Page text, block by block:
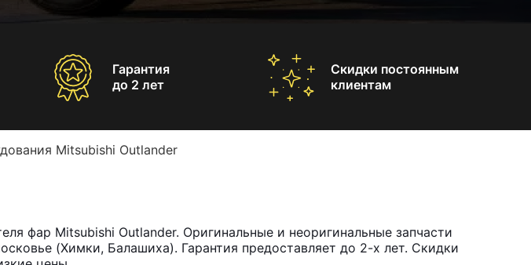
Гарантия
до 2 лет
Скидки постоянным
клиентам
Mitsubishi Outlander
фар Mitsubishi Outlander. Оригинальные и неоригинальные запчасти
(Химки, Балашиха). Гарантия предоставляет до 2-х лет. Скидки